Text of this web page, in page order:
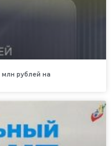
млн рублей на